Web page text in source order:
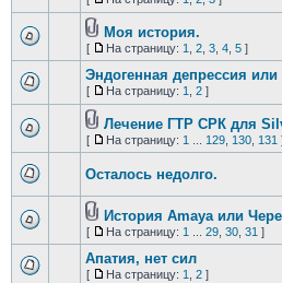
Моя история.
[ На страницу: 1 2, 3, 4, 5]
Эндогенная депрессия
[ На страницу: 1 2]
Лечение ГТР СРК для
[ На страницу: 1 129, 130, 131
Осталось недолго.
История Amaya или
[ На страницу: 1 29, 30, 31 ]
Апатия, нет сил
[ На страницу: 1 2]